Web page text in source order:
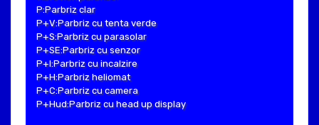
P:Parbriz clar
P+V:Parbriz cu tenta verde
P+S:Parbriz cu parasolar
P+SE:Parbriz cu senzor
P+I:Parbriz cu incalzire
P+H:Parbriz heliomat
P+C:Parbriz cu camera
P+Hud:Parbriz cu head up display